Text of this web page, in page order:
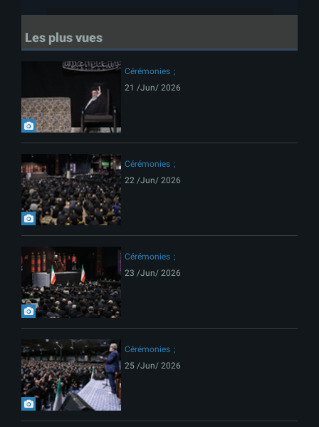
Les plus vues
Cérémonies
21 /Jun/ 2026
Cérémonies
22 /Jun/ 2026
Cérémonies
23 /Jun/ 2026
Cérémonies
25 /Jun/ 2026